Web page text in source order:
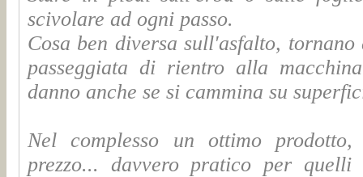
scivolare ad ogni passo.
Cosa ben diversa sull'asfalto,
passeggiata di rientro alla
danno anche se si cammina su
Nel complesso un ottimo
prezzo... davvero pratico per